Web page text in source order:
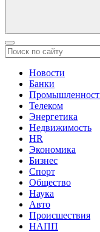
Новости
Банки
Телеком
Энергетика
Недвижимость
HR
Экономика
Бизнес
Спорт
Общество
Наука
Авто
Происшествия
НАПП